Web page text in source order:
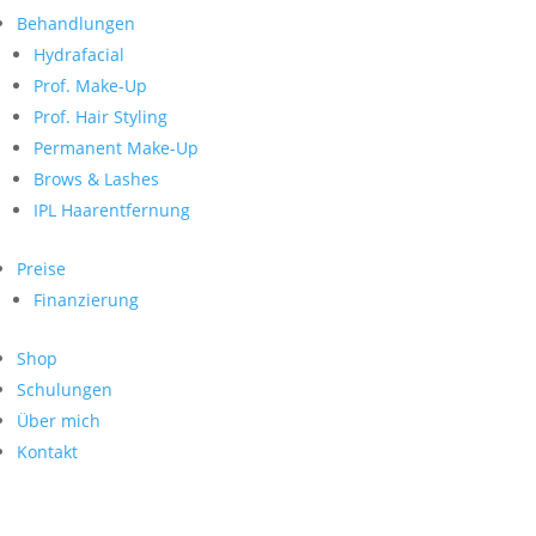
Behandlungen
Hydrafacial
Prof. Make-Up
Prof. Hair Styling
Permanent Make-Up
Brows & Lashes
IPL Haarentfernung
Preise
Finanzierung
Shop
Schulungen
Über mich
Kontakt
nach:
Neueste Kommentare
Archiv
Kategorien
Keine Kategorien
Meta
Anmelden
Feed der Einträge
WordPress.org
Search
nach:
Archive
Kontakt
Impressum
Datenschutz